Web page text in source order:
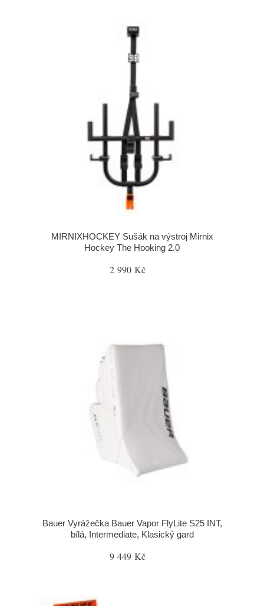
MIRNIXHOCKEY Sušák na výstroj Mirnix
Hockey The Hooking 2.0
2 990 Kč
Bauer Vyrážečka Bauer Vapor FlyLite S25 INT,
bílá, Intermediate, Klasický gard
9 449 Kč